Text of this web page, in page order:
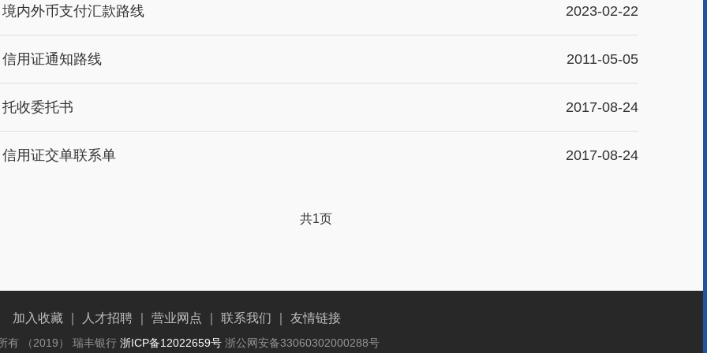
内外币支付汇款路线 2023-02-22
用证通知路线 2011-05-05
收委托书 2017-08-24
用证交单联系单 2017-08-24
共1页
加入收藏 人才招聘 营业网点 联系我们 友情链接
有 （2019） 瑞丰银行 浙ICP备12022659号 浙公网安备33060302000288号